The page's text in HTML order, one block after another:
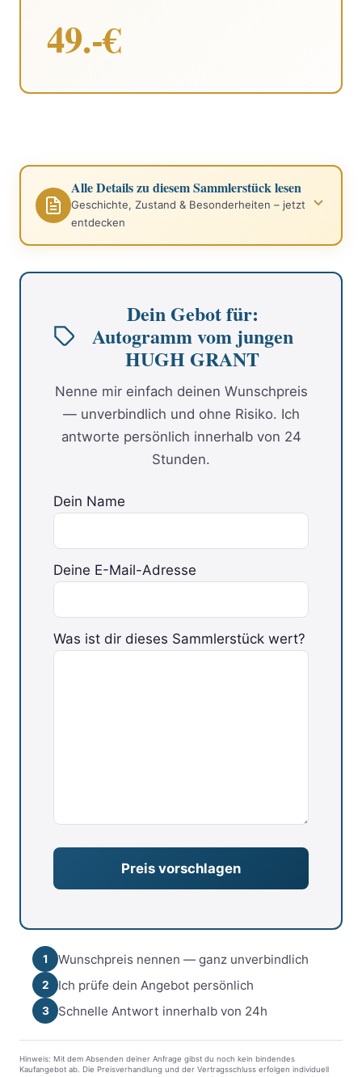
49.-€
Alle Details zu diesem Sammlerstück lesen
Geschichte, Zustand & Besonderheiten – jetzt
entdecken
Dein Gebot für:
Autogramm vom jungen
HUGH GRANT
Nenne mir einfach deinen Wunschpreis
— unverbindlich und ohne Risiko. Ich
antworte persönlich innerhalb von 24
Stunden.
Dein Name
Deine E-Mail-Adresse
Bitte lasse dieses Feld leer.
Was ist dir dieses Sammlerstück wert?
1 Wunschpreis nennen — ganz unverbindlich
2 Ich prüfe dein Angebot persönlich
3 Schnelle Antwort innerhalb von 24h
Hinweis: Mit dem Absenden deiner Anfrage gibst du noch kein bindendes
Kaufangebot ab. Die Preisverhandlung und der Vertragsschluss erfolgen individuell